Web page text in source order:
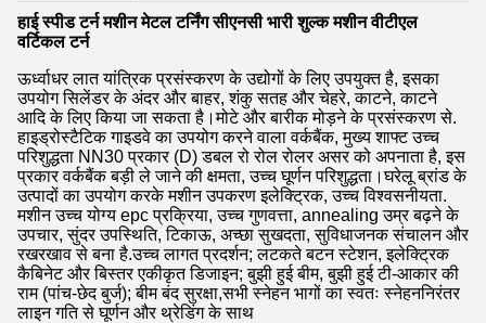
हाई स्पीड टर्न मशीन मेटल टर्निंग सीएनसी भारी शुल्क मशीन वीटीएल
वर्टिकल टर्न
ऊर्ध्वाधर लात यांत्रिक प्रसंस्करण के उद्योगों के लिए उपयुक्त है, इसका
उपयोग सिलेंडर के अंदर और बाहर, शंकु सतह और चेहरे, काटने, काटने
आदि के लिए किया जा सकता है।मोटे और बारीक मोड़ने के प्रसंस्करण से.
हाइड्रोस्टैटिक गाइडवे का उपयोग करने वाला वर्कबैंक, मुख्य शाफ्ट उच्च
परिशुद्धता NN30 प्रकार (D) डबल रो रोल रोलर असर को अपनाता है, इस
प्रकार वर्कबैंक बड़ी ले जाने की क्षमता, उच्च घूर्णन परिशुद्धता।घरेलू ब्रांड के
उत्पादों का उपयोग करके मशीन उपकरण इलेक्ट्रिक, उच्च विश्वसनीयता.
मशीन उच्च योग्य epc प्रक्रिया, उच्च गुणवत्ता, annealing उम्र बढ़ने के
उपचार, सुंदर उपस्थिति, टिकाऊ, अच्छा सुखदता, सुविधाजनक संचालन और
रखरखाव से बना है.उच्च लागत प्रदर्शन; लटकते बटन स्टेशन, इलेक्ट्रिक
कैबिनेट और बिस्तर एकीकृत डिजाइन; बुझी हुई बीम, बुझी हुई टी-आकार की
राम (पांच-छेद बुर्ज); बीम बंद सुरक्षा,सभी स्नेहन भागों का स्वतः स्नेहननिरंतर
लाइन गति से घूर्णन और थ्रेडिंग के साथ